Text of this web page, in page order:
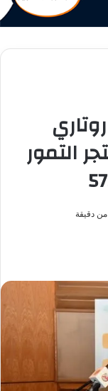
التمور
دقيقة